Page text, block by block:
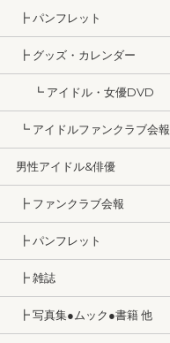
┣ パンフレット
┣ グッズ・カレンダー
┗ アイドル・女優DVD
┗ アイドルファンクラブ会報
男性アイドル&俳優
┣ ファンクラブ会報
┣ パンフレット
┣ 雑誌
┣ 写真集●ムック●書籍 他